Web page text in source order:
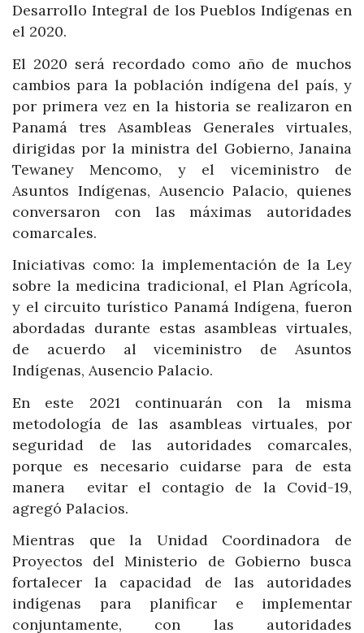
Desarrollo Integral de los Pueblos Indígenas en
el 2020.
El 2020 será recordado como año de muchos
cambios para la población indígena del país, y
por primera vez en la historia se realizaron en
Panamá tres Asambleas Generales virtuales,
dirigidas por la ministra del Gobierno, Janaina
Tewaney Mencomo, y el viceministro de
Asuntos Indígenas, Ausencio Palacio, quienes
conversaron con las máximas autoridades
comarcales.
Iniciativas como: la implementación de la Ley
sobre la medicina tradicional, el Plan Agrícola,
y el circuito turístico Panamá Indígena, fueron
abordadas durante estas asambleas virtuales,
de acuerdo al viceministro de Asuntos
Indígenas, Ausencio Palacio.
En este 2021 continuarán con la misma
metodología de las asambleas virtuales, por
seguridad de las autoridades comarcales,
porque es necesario cuidarse para de esta
manera evitar el contagio de la Covid-19,
agregó Palacios.
Mientras que la Unidad Coordinadora de
Proyectos del Ministerio de Gobierno busca
fortalecer la capacidad de las autoridades
indígenas para planificar e implementar
conjuntamente, con las autoridades